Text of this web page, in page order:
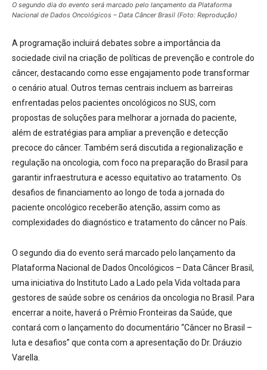
O segundo dia do evento será marcado pelo lançamento da Plataforma
Nacional de Dados Oncológicos – Data Câncer Brasil (Foto: Reprodução)
A programação incluirá debates sobre a importância da
sociedade civil na criação de políticas de prevenção e controle do
câncer, destacando como esse engajamento pode transformar
o cenário atual. Outros temas centrais incluem as barreiras
enfrentadas pelos pacientes oncológicos no SUS, com
propostas de soluções para melhorar a jornada do paciente,
além de estratégias para ampliar a prevenção e detecção
precoce do câncer. Também será discutida a regionalização e
regulação na oncologia, com foco na preparação do Brasil para
garantir infraestrutura e acesso equitativo ao tratamento. Os
desafios de financiamento ao longo de toda a jornada do
paciente oncológico receberão atenção, assim como as
complexidades do diagnóstico e tratamento do câncer no País.
O segundo dia do evento será marcado pelo lançamento da
Plataforma Nacional de Dados Oncológicos – Data Câncer Brasil,
uma iniciativa do Instituto Lado a Lado pela Vida voltada para
gestores de saúde sobre os cenários da oncologia no Brasil. Para
encerrar a noite, haverá o Prêmio Fronteiras da Saúde, que
contará com o lançamento do documentário “Câncer no Brasil –
luta e desafios” que conta com a apresentação do Dr. Dráuzio
Varella.